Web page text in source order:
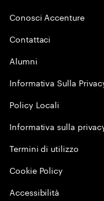
Conosci Accenture
Contattaci
Alumni
Informativa Sulla
Policy Locali
Informativa sulla
Termini di utilizzo
Cookie Policy
Accessibilità